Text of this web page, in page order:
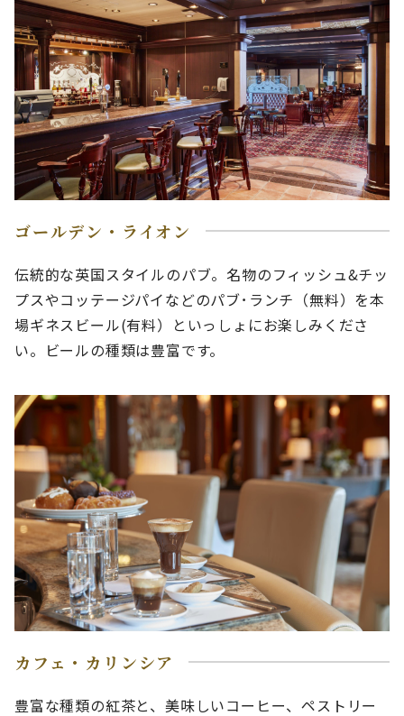
ゴールデン・ライオン
伝統的な英国スタイルのパブ。名物のフィッシュ&チッ
プスやコッテージパイなどのパブ･ランチ（無料）を本
場ギネスビール(有料）といっしょにお楽しみくださ
い。ビールの種類は豊富です。
カフェ・カリンシア
豊富な種類の紅茶と、美味しいコーヒー、ペストリー